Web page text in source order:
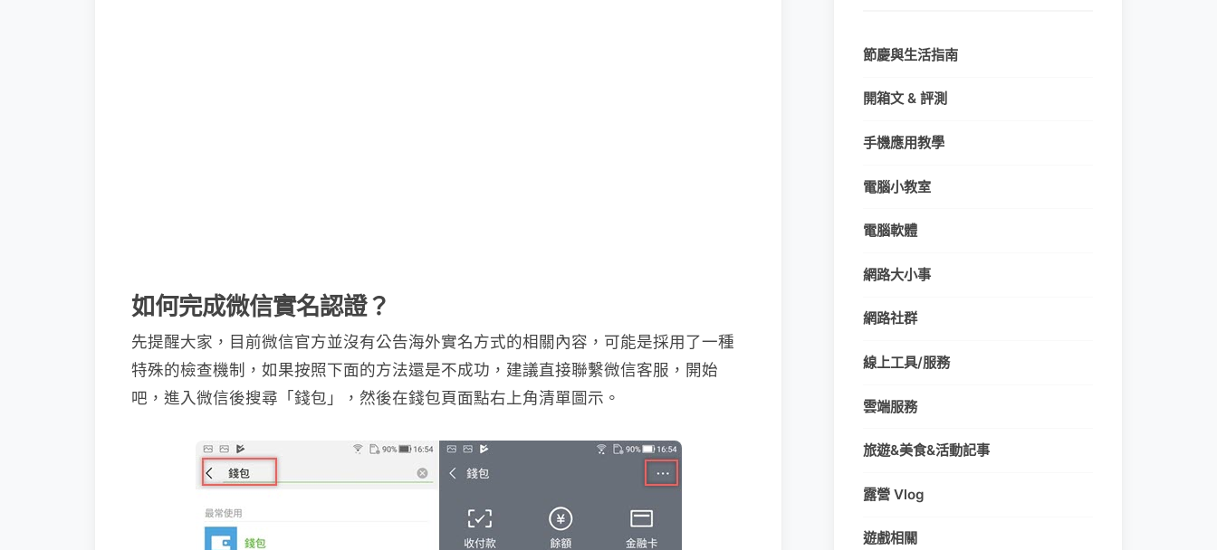
如何完成微信實名認證？
先提醒大家，目前微信官方並沒有公告海外實名方式的相關內容，可能是採用了一種
特殊的檢查機制，如果按照下面的方法還是不成功，建議直接聯繫微信客服，開始
吧，進入微信後搜尋「錢包」，然後在錢包頁面點右上角清單圖示。
節慶與生活指南
開箱文 & 評測
手機應用教學
電腦小教室
電腦軟體
網路大小事
網路社群
線上工具/服務
雲端服務
旅遊&美食&活動記事
露營 Vlog
遊戲相關